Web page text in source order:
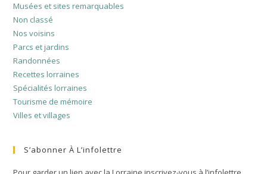
Musées et sites remarquables
Non classé
Nos voisins
Parcs et jardins
Randonnées
Recettes lorraines
Spécialités lorraines
Tourisme de mémoire
Villes et villages
S’abonner À L’infolettre